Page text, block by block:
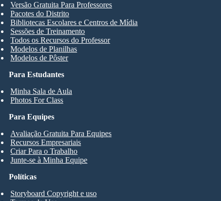
Para Estudantes
Minha Sala de Aula
Photos For Class
Versão Gratuita Para Professores
Pacotes do Distrito
Bibliotecas Escolares e Centros de Mídia
Sessões de Treinamento
Todos os Recursos do Professor
Modelos de Planilhas
Modelos de Pôster
Para Equipes
Avaliação Gratuita Para Equipes
Recursos Empresariais
Criar Para o Trabalho
Junte-se à Minha Equipe
Políticas
Storyboard Copyright e uso